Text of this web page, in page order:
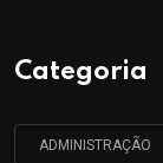
Categoria
ADMINISTRAÇÃO